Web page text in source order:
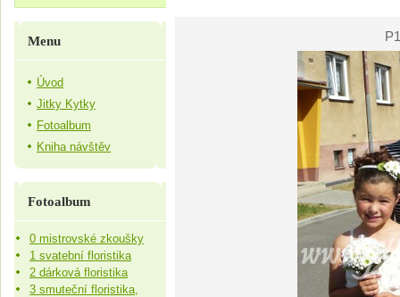
Menu
Úvod
Jitky Kytky
Fotoalbum
Kniha návštěv
Fotoalbum
0 mistrovské zkoušky
1 svatební floristika
2 dárková floristika
3 smuteční floristika,